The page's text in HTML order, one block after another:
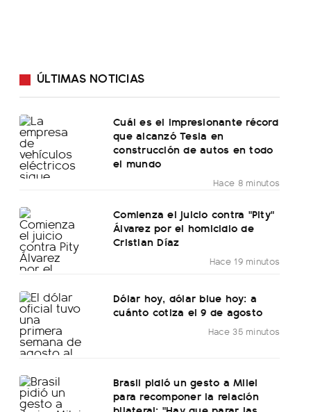
ÚLTIMAS NOTICIAS
Cuál es el impresionante récord
que alcanzó Tesla en
construcción de autos en todo
el mundo
Hace 8 minutos
Comienza el juicio contra "Pity"
Álvarez por el homicidio de
Cristian Díaz
Hace 19 minutos
Dólar hoy, dólar blue hoy: a
cuánto cotiza el 9 de agosto
Hace 35 minutos
Brasil pidió un gesto a Milei
para recomponer la relación